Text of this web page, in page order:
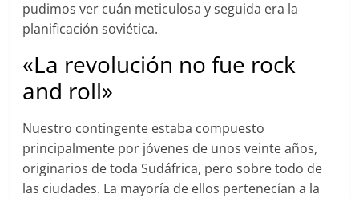
pudimos ver cuán meticulosa y seguida era la
planificación soviética.
«La revolución no fue rock
and roll»
Nuestro contingente estaba compuesto
principalmente por jóvenes de unos veinte años,
originarios de toda Sudáfrica, pero sobre todo de
las ciudades. La mayoría de ellos pertenecían a la